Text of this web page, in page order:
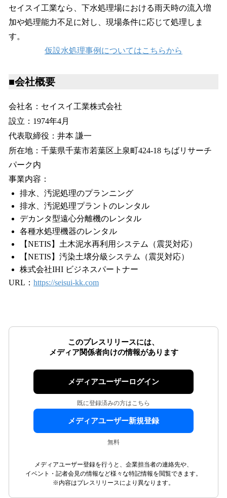
セイスイ工業なら、下水処理場における雨天時の流入増
加や処理能力不足に対し、現場条件に応じて処理しま
す。
仮設水処理事例についてはこちらから
■会社概要
会社名：セイスイ工業株式会社
設立：1974年4月
代表取締役：井本 謙一
所在地：千葉県千葉市若葉区上泉町424-18 ちばリサーチ
パーク内
事業内容：
排水、汚泥処理のプランニング
排水、汚泥処理プラントのレンタル
デカンタ型遠心分離機のレンタル
各種水処理機器のレンタル
【NETIS】土木泥水再利用システム（震災対応）
【NETIS】汚染土壌分級システム（震災対応）
株式会社IHI ビジネスパートナー
URL： https://seisui-kk.com
このプレスリリースには、
メディア関係者向けの情報があります
メディアユーザーログイン
既に登録済みの方はこちら
メディアユーザー新規登録
無料
メディアユーザー登録を行うと、企業担当者の連絡先や、
イベント・記者会見の情報など様々な特記情報を閲覧できます。
※内容はプレスリリースにより異なります。